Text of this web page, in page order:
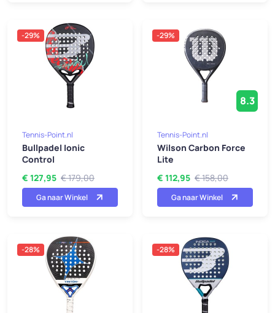
-29%
Tennis-Point.nl
Bullpadel Ionic
Control
€ 127,95 € 179,00
Ga naar Winkel
-29%
8.3
Tennis-Point.nl
Wilson Carbon Force
Lite
€ 112,95 € 158,00
Ga naar Winkel
-28% -28%